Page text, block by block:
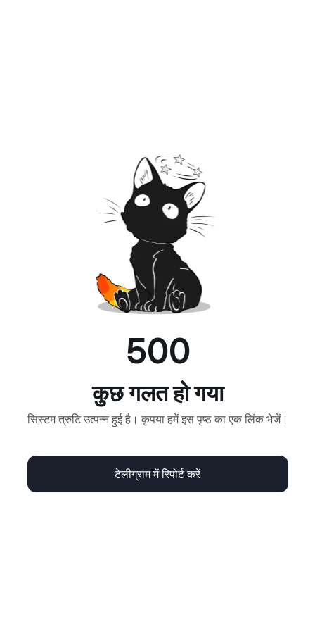
500
कुछ गलत हो गया
सिस्टम त्रुटि उत्पन्न हुई है। कृपया हमें इस पृष्ठ का एक लिंक भेजें।
टेलीग्राम में रिपोर्ट करें